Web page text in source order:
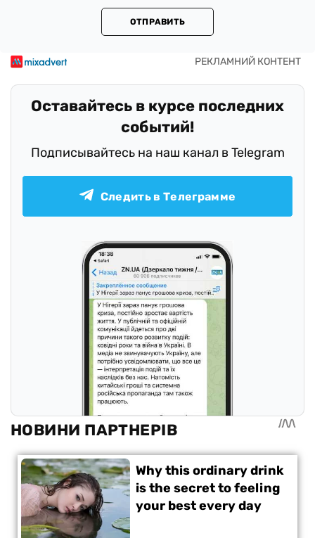
ОТПРАВИТЬ
Оставайтесь в курсе последних
событий!
Подписывайтесь на наш канал в Telegram
Следить в Телеграмме